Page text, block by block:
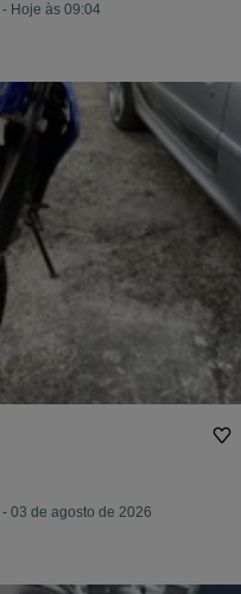
- Hoje às 09:04
- 03 de agosto de 2026